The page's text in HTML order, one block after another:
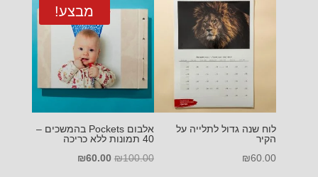
₪70.00.
₪52.00.
לוח שנה גדול לתלייה על
הקיר
₪60.00
מבצע!
אלבום Pockets בהמשכים –
40 תמונות ללא כריכה
₪100.00
המחיר₪60.00